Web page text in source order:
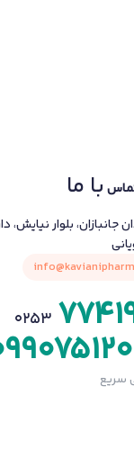
با ما
جانبازان، بلوار نیایش،
0253
سریع